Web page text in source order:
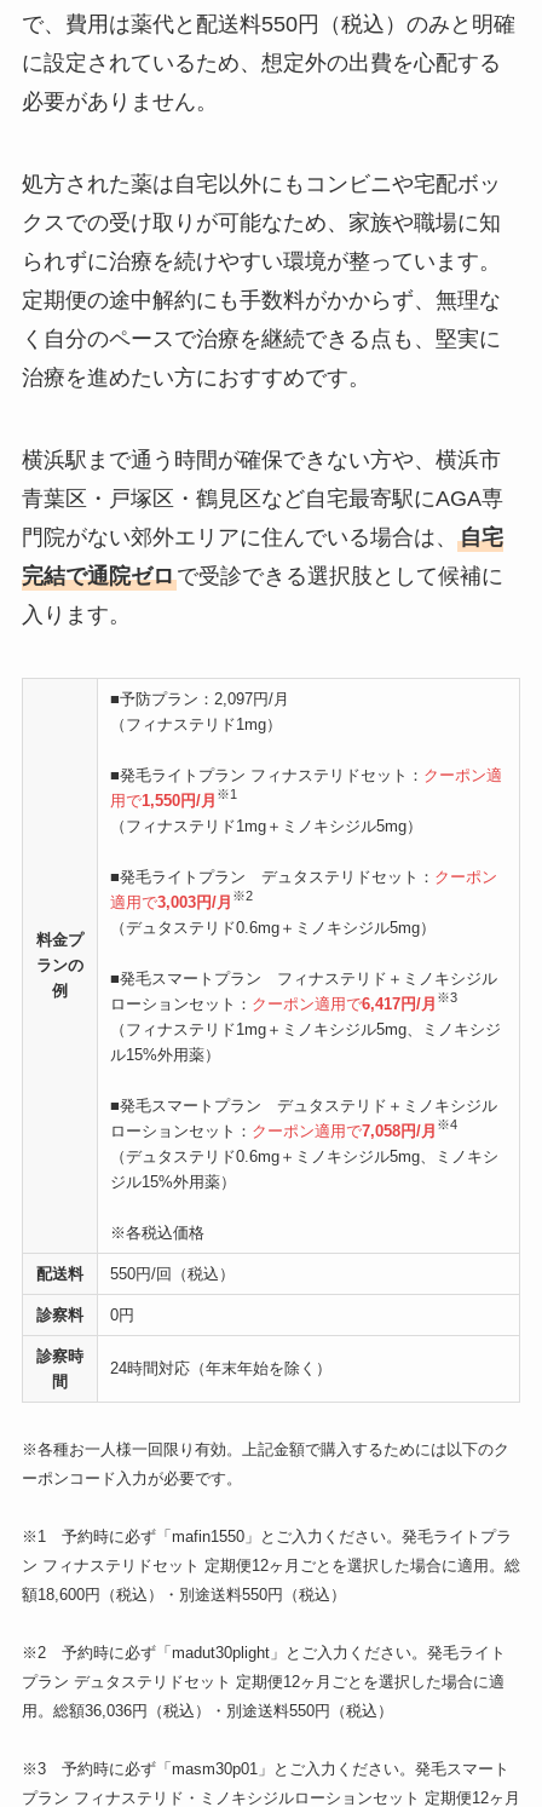
で、費用は薬代と配送料550円（税込）のみと明確
に設定されているため、想定外の出費を心配する
必要がありません。
処方された薬は自宅以外にもコンビニや宅配ボッ
クスでの受け取りが可能なため、家族や職場に知
られずに治療を続けやすい環境が整っています。
定期便の途中解約にも手数料がかからず、無理な
く自分のペースで治療を継続できる点も、堅実に
治療を進めたい方におすすめです。
横浜駅まで通う時間が確保できない方や、横浜市
青葉区・戸塚区・鶴見区など自宅最寄駅にAGA専
門院がない郊外エリアに住んでいる場合は、 自宅
完結で通院ゼロで受診できる選択肢として候補に
入ります。
料金プ
ランの
例
■予防プラン：2,097円/月
（フィナステリド1mg）
■発毛ライトプラン フィナステリドセット： クーポン適
用で1,550円/月 ※1
（フィナステリド1mg＋ミノキシジル5mg）
■発毛ライトプラン デュタステリドセット： クーポン
適用で3,003円/月 ※2
（デュタステリド0.6mg＋ミノキシジル5mg）
■発毛スマートプラン フィナステリド＋ミノキシジル
ローションセット： クーポン適用で6,417円/月 ※3
（フィナステリド1mg＋ミノキシジル5mg、ミノキシジ
ル15%外用薬）
■発毛スマートプラン デュタステリド＋ミノキシジル
ローションセット： クーポン適用で7,058円/月 ※4
（デュタステリド0.6mg＋ミノキシジル5mg、ミノキシ
ジル15%外用薬）
※各税込価格
配送料 550円/回（税込）
診察料 0円
診察時
間
24時間対応（年末年始を除く）
※各種お一人様一回限り有効。上記金額で購入するためには以下のク
ーポンコード入力が必要です。
※1 予約時に必ず「mafin1550」とご入力ください。発毛ライトプラ
ン フィナステリドセット 定期便12ヶ月ごとを選択した場合に適用。総
額18,600円（税込）・別途送料550円（税込）
※2 予約時に必ず「madut30plight」とご入力ください。発毛ライト
プラン デュタステリドセット 定期便12ヶ月ごとを選択した場合に適
用。総額36,036円（税込）・別途送料550円（税込）
※3 予約時に必ず「masm30p01」とご入力ください。発毛スマート
プラン フィナステリド・ミノキシジルローションセット 定期便12ヶ月